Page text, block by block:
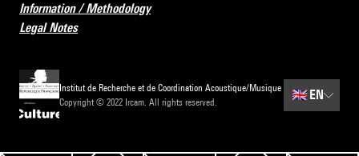
Information / Methodology
Legal Notes
Institut de Recherche et de Coordination Acoustique/Musique
Copyright © 2022 Ircam. All rights reserved.
🇬🇧 EN